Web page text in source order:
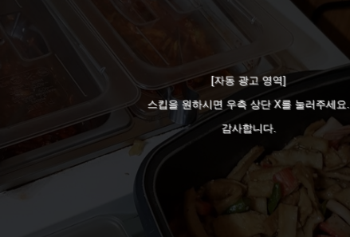
[자동 광고 영역]
스킵을 원하시면 우측 상단 X를 눌러주세요.
감사합니다.